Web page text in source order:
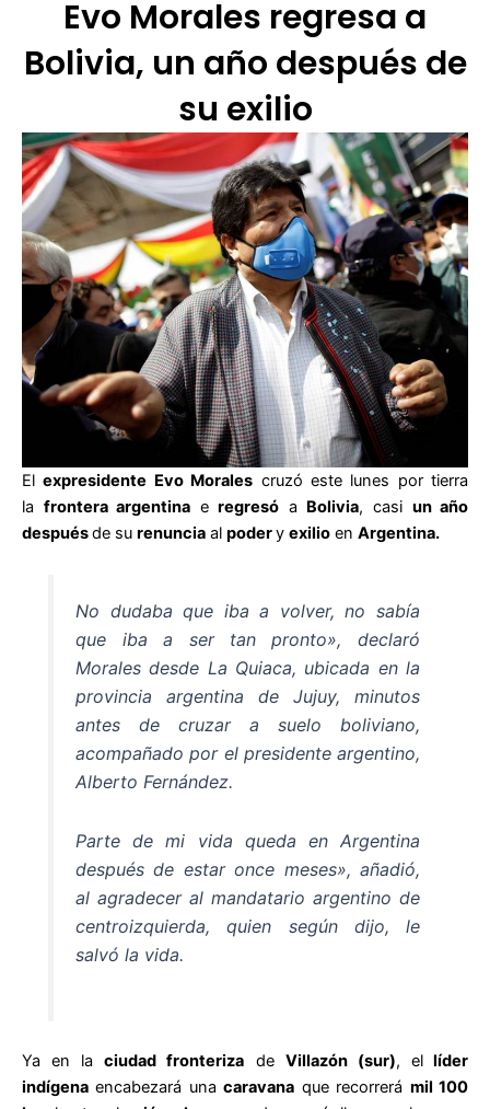
Evo Morales regresa a
Bolivia, un año después de
su exilio
Elexpresidente Evo Morales cruzó este lunes por tierra
la frontera argentina eregresó a Bolivia, casi un año
despuésde su renuncia al podery exilio en Argentina.
No dudaba que iba a volver, no sabía
que iba a ser tan pronto», declaró
Morales desde La Quiaca, ubicada en la
provincia argentina de Jujuy, minutos
antes de cruzar a suelo boliviano,
acompañado por el presidente argentino,
Alberto Fernández.
Parte de mi vida queda en Argentina
después de estar once meses», añadió,
al agradecer al mandatario argentino de
centroizquierda, quien según dijo, le
salvó la vida.
Ya en laciudad fronteriza de Villazón (sur), ellíder
indígena encabezará unacaravana que recorrerá mil 100